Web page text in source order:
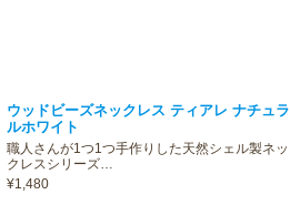
ウッドビーズネックレス ティアレ ナチュラ
ルホワイト
職人さんが1つ1つ手作りした天然シェル製ネッ
クレスシリーズ…
¥1,480